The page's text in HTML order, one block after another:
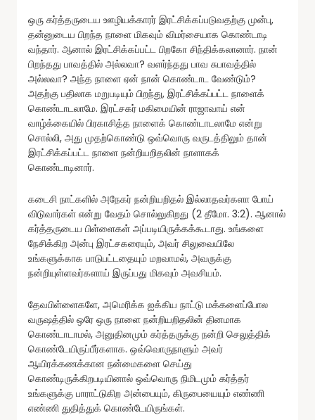
ஒரு கர்த்தருடைய ஊழியக்காரர் இரட்சிக்கப்படுவதற்கு முன்பு,
தன்னுடைய பிறந்த நாளை மிகவும் விமர்சையாக கொண்டாடி
வந்தார். ஆனால் இரட்சிக்கப்பட்ட பிறகோ சிந்திக்கலானார். நான்
பிறந்தது பாவத்தில் அல்லவா? வளர்ந்தது பாவ சுபாவத்தில்
அல்லவா? அந்த நாளை ஏன் நான் கொண்டாட வேண்டும்?
அதற்கு பதிலாக மறுபடியும் பிறந்து, இரட்சிக்கப்பட்ட நாளைக்
கொண்டாடலாமே. இரட்சகர் மகிமையின் ராஜாவாய் என்
வாழ்க்கையில் பிரகாசித்த நாளைக் கொண்டாடலாமே என்று
சொல்லி, அது முதற்கொண்டு ஒவ்வொரு வருடத்திலும் தான்
இரட்சிக்கப்பட்ட நாளை நன்றியறிதலின் நாளாகக்
கொண்டாடினார்.
கடைசி நாட்களில் அநேகர் நன்றியறிதல் இல்லாதவர்களா போய்
விடுவார்கள் என்று வேதம் சொல்லுகிறது (2 தீமோ. 3:2). ஆனால்
கர்த்தருடைய பிள்ளைகள் அப்படியிருக்கக்கூடாது. உங்களை
நேசிக்கிற அன்பு இரட்சகரையும், அவர் சிலுவையிலே
உங்களுக்காக பாடுபட்டதையும் மறவாமல், அவருக்கு
நன்றியுள்ளவர்களாய் இருப்பது மிகவும் அவசியம்.
தேவபிள்ளைகளே, அமெரிக்க ஐக்கிய நாட்டு மக்களைப்போல
வருஷத்தில் ஒரே ஒரு நாளை நன்றியறிதலின் தினமாக
கொண்டாடாமல், அனுதினமும் கர்த்தருக்கு நன்றி செலுத்திக்
கொண்டேயிருப்பீர்களாக. ஒவ்வொருநாளும் அவர்
ஆயிரக்கணக்கான நன்மைகளை செய்து
கொண்டிருக்கிறபடியினால் ஒவ்வொரு நிமிடமும் கர்த்தர்
உங்களுக்கு பாராட்டுகிற அன்பையும், கிருபையையும் எண்ணி
எண்ணி துதித்துக் கொண்டேயிருங்கள்.